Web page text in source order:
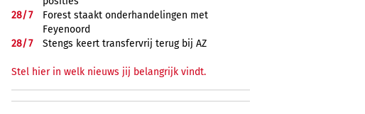
28/7
Forest staakt onderhandelingen met
Feyenoord
28/7 Stengs keert transfervrij terug bij AZ
Stel hier in welk nieuws jij belangrijk vindt.